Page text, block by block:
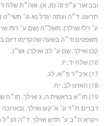
ובביאור ע״פ זה (מ, א). אוה״ת שלח
תרעט. ד״ה ועתה יגדל נא גו׳
ע׳ רלז ואילך). תשל״ה (שם ע׳ רפז
משפטים וד״ה בשעה שהקדימו
קכו ואילך. שם ע׳ לב ואילך). וש״נ.
16) שלח יד, יז.
17) איכ״ר פ״א, לג.
18) האזינו לב, יח.
19) תו״א בראשית ה, ג ואילך.
דברים ח״ד ע׳ א׳קעו ואילך.
ויקרא ח״ב ע׳ תדש ואילך. ד״ה